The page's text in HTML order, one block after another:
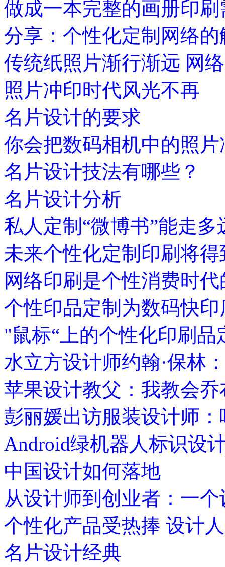
做成一本完整的画册印
分享：个性化定制网络的
传统纸照片渐行渐远 网
照片冲印时代风光不再
名片设计的要求
你会把数码相机中的照
名片设计技法有哪些？
名片设计分析
私人定制“微博书”能走多
未来个性化定制印刷将
网络印刷是个性消费时
个性印品定制为数码快
"鼠标“上的个性化印刷品
水立方设计师约翰·保林
苹果设计教父：我教会
彭丽媛出访服装设计师
Android绿机器人标识设
中国设计如何落地
从设计师到创业者：一
个性化产品受热捧 设计
名片设计经典